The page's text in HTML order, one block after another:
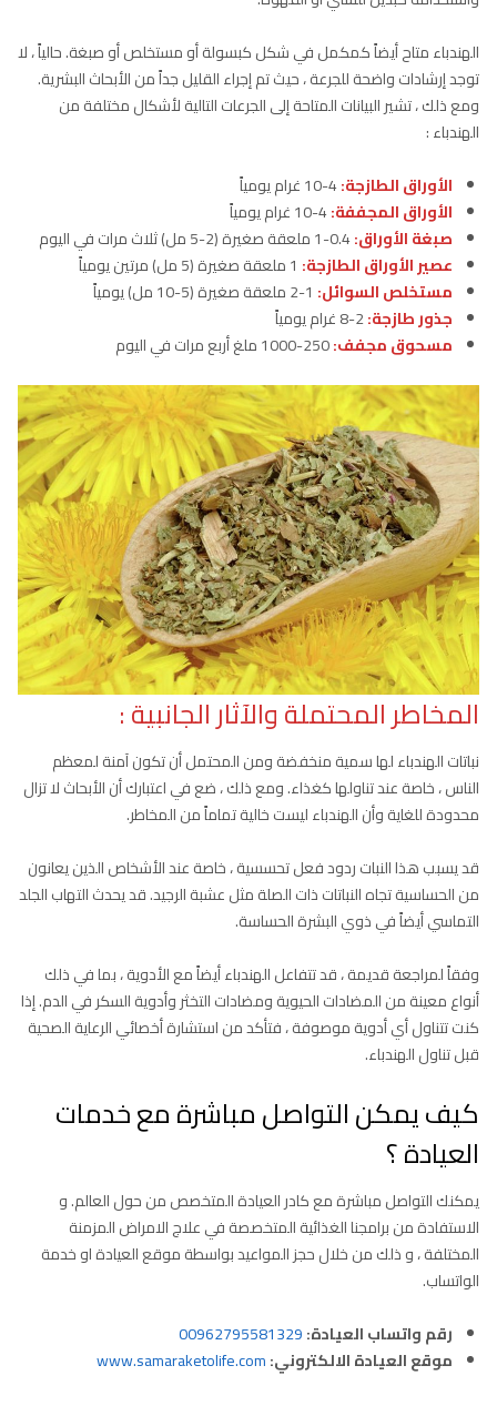
الهندباء متاح أيضاً كمكمل في شكل كبسولة أو مستخلص أو صبغة. حالياً ، لا
توجد إرشادات واضحة للجرعة ، حيث تم إجراء القليل جداً من الأبحاث البشرية.
ومع ذلك ، تشير البيانات المتاحة إلى الجرعات التالية لأشكال مختلفة من
الهندباء :
الأوراق الطازجة:
الأوراق المجففة:
صبغة الأوراق:
عصير الأوراق الطازجة:
مستخلص السوائل:
جذور طازجة:
مسحوق مجفف:
المخاطر المحتملة والآثار الجانبية :
نباتات الهندباء لها سمية منخفضة ومن المحتمل أن تكون آمنة لمعظم
الناس ، خاصة عند تناولها كغذاء. ومع ذلك ، ضع في اعتبارك أن الأبحاث لا تزال
محدودة للغاية وأن الهندباء ليست خالية تماماً من المخاطر.
قد يسبب هذا النبات ردود فعل تحسسية ، خاصة عند الأشخاص الذين يعانون
من الحساسية تجاه النباتات ذات الصلة مثل عشبة الرجيد. قد يحدث التهاب الجلد
التماسي أيضاً في ذوي البشرة الحساسة.
وفقاً لمراجعة قديمة ، قد تتفاعل الهندباء أيضاً مع الأدوية ، بما في ذلك
أنواع معينة من المضادات الحيوية ومضادات التخثر وأدوية السكر في الدم. إذا
كنت تتناول أي أدوية موصوفة ، فتأكد من استشارة أخصائي الرعاية الصحية
قبل تناول الهندباء.
كيف يمكن التواصل مباشرة مع خدمات
العيادة ؟
يمكنك التواصل مباشرة مع كادر العيادة المتخصص من حول العالم. و
الاستفادة من برامجنا الغذائية المتخصصة في علاج الامراض المزمنة
المختلفة ، و ذلك من خلال حجز المواعيد بواسطة موقع العيادة او خدمة
الواتساب.
رقم واتساب العيادة:00962795581329
موقع العيادة الالكتروني:www.samaraketolife.com